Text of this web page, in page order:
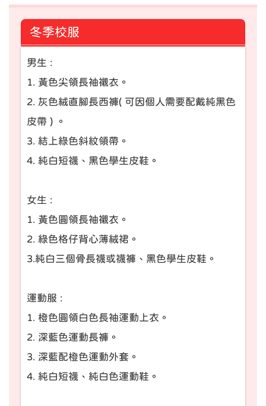
冬季校服
男生 :
1. 黃色尖領長袖襯衣。
2. 灰色絨直腳長西褲( 可因個人需要配戴純黑色
皮帶 ) 。
3. 結上綠色斜紋領帶。
4. 純白短襪、黑色學生皮鞋。
女生 :
1. 黃色圓領長袖襯衣。
2. 綠色格仔背心薄絨裙。
3.純白三個骨長襪或襪褲、黑色學生皮鞋。
運動服 :
1. 橙色圓領白色長袖運動上衣。
2. 深藍色運動長褲。
3. 深藍配橙色運動外套。
4. 純白短襪、純白色運動鞋。